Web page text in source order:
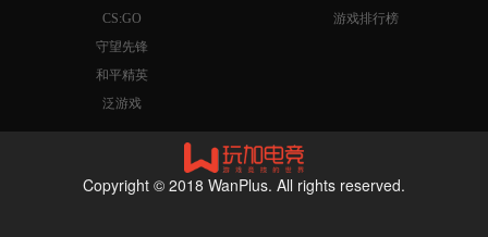
CS:GO
守望先锋
和平精英
泛游戏
游戏排行榜
Copyright © 2018 WanPlus. All rights reserved.